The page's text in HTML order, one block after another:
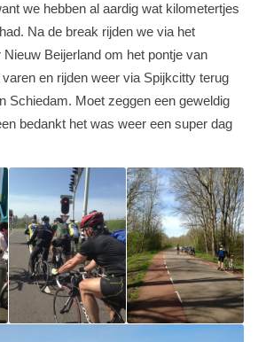
we hebben al aardig wat kilometertjes
Na de break rijden we via het
Nieuw Beijerland om het pontje van
en rijden weer via Spijkcitty terug
Schiedam. Moet zeggen een geweldig
bedankt het was weer een super dag